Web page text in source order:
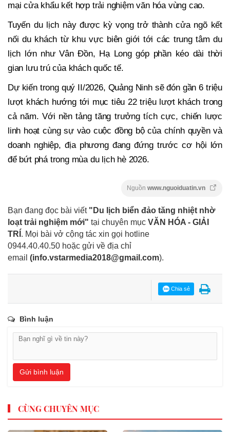
mại cửa khẩu kết hợp trải nghiệm văn hóa vùng cao.
Tuyến du lịch này được kỳ vọng trở thành cửa ngõ kết
nối du khách từ khu vực biên giới tới các trung tâm du
lịch lớn như Vân Đồn, Hạ Long góp phần kéo dài thời
gian lưu trú của khách quốc tế.
Dự kiến trong quý II/2026, Quảng Ninh sẽ đón gần 6 triệu
lượt khách hướng tới mục tiêu 22 triệu lượt khách trong
cả năm. Với nền tảng tăng trưởng tích cực, chiến lược
linh hoạt cùng sự vào cuộc đồng bộ của chính quyền và
doanh nghiệp, địa phương đang đứng trước cơ hội lớn
để bứt phá trong mùa du lịch hè 2026.
Nguồn www.nguoiduatin.vn
Bạn đang đọc bài viết "Du lịch biển đảo tăng nhiệt nhờ
loạt trải nghiệm mới" tại chuyên mục VĂN HÓA - GIẢI
TRÍ . Mọi bài vở cộng tác xin gọi hotline
0944.40.40.50 hoặc gửi về địa chỉ
email (info.vstarmedia2018@gmail.com).
Chia sẻ
Bình luận
Gửi bình luận
CÙNG CHUYÊN MỤC